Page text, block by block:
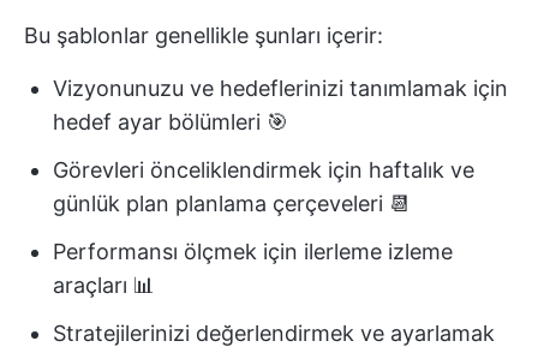
Bu şablonlar genellikle şunları içerir:
Vizyonunuzu ve hedeflerinizi tanımlamak için
hedef ayar bölümleri 🎯
Görevleri önceliklendirmek için haftalık ve
günlük plan planlama çerçeveleri 📆
Performansı ölçmek için ilerleme izleme
araçları 📊
Stratejilerinizi değerlendirmek ve ayarlamak